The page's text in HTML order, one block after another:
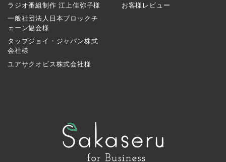
ラジオ番組制作 江上佳弥子様
一般社団法人日本ブロックチ
ェーン協会様
タップジョイ・ジャパン株式
会社様
ユアサクオビス株式会社様
お客様レビュー